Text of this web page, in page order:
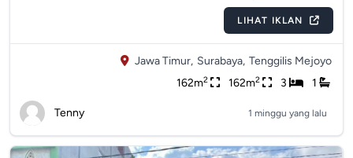
LIHAT IKLAN
Jawa Timur, Surabaya, Tenggilis Mejoyo
162m2 162m2 3 1
Tenny 1 minggu yang lalu